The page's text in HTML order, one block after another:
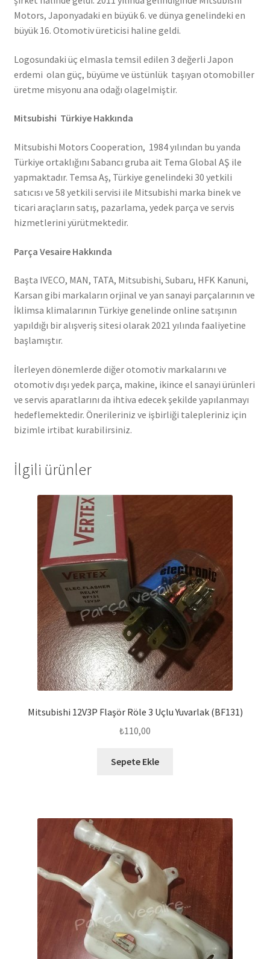
Motors, Japonyadaki en büyük 6. ve dünya genelindeki en
büyük 16. Otomotiv üreticisi haline geldi.
Logosundaki üç elmasla temsil edilen 3 değerli Japon
erdemi olan güç, büyüme ve üstünlük taşıyan otomobiller
üretme misyonu ana odağı olagelmiştir.
Mitsubishi Türkiye Hakkında
Mitsubishi Motors Cooperation, 1984 yılından bu yanda
Türkiye ortaklığını Sabancı gruba ait Tema Global AŞ ile
yapmaktadır. Temsa Aş, Türkiye genelindeki 30 yetkili
satıcısı ve 58 yetkili servisi ile Mitsubishi marka binek ve
ticari araçların satış, pazarlama, yedek parça ve servis
hizmetlerini yürütmektedir.
Parça Vesaire Hakkında
Başta IVECO, MAN, TATA, Mitsubishi, Subaru, HFK Kanuni,
Karsan gibi markaların orjinal ve yan sanayi parçalarının ve
İklimsa klimalarının Türkiye genelinde online satışının
yapıldığı bir alışveriş sitesi olarak 2021 yılında faaliyetine
başlamıştır.
İlerleyen dönemlerde diğer otomotiv markalarını ve
otomotiv dışı yedek parça, makine, ikince el sanayi ürünleri
ve servis aparatlarını da ihtiva edecek şekilde yapılanmayı
hedeflemektedir. Önerileriniz ve işbirliği talepleriniz için
bizimle irtibat kurabilirsiniz.
İlgili ürünler
Mitsubishi 12V3P Flaşör Röle 3 Uçlu Yuvarlak (BF131)
₺110,00
Sepete Ekle